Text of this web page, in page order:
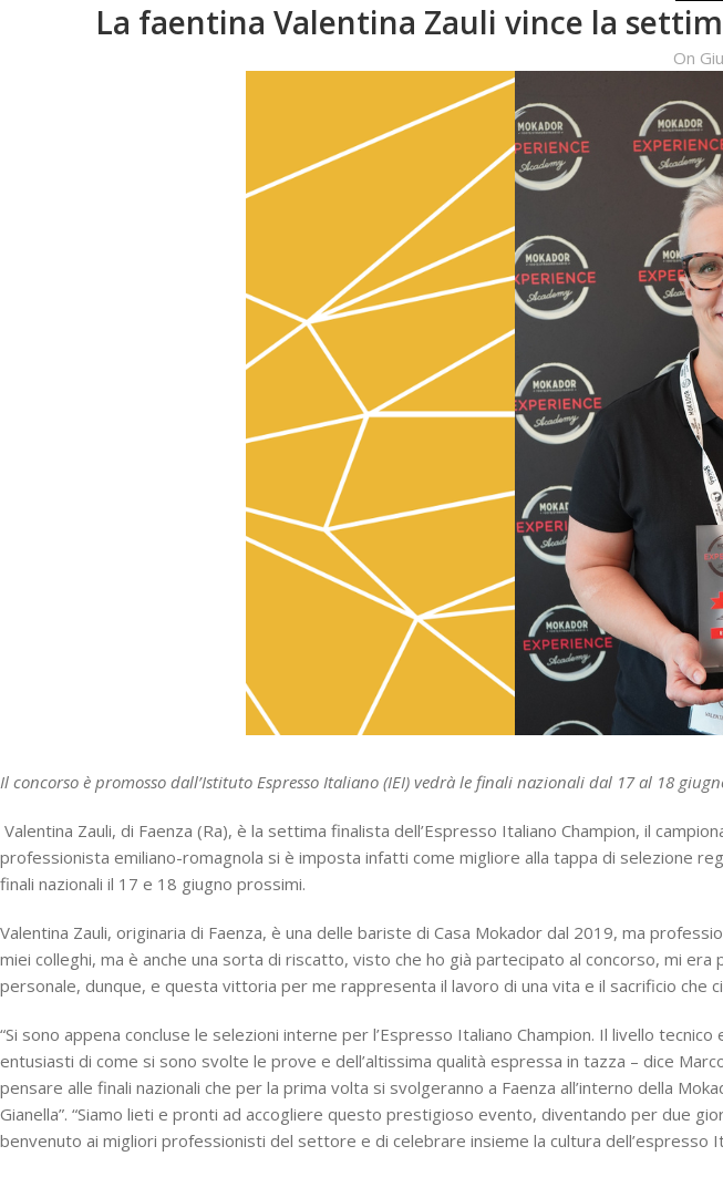
La faentina Valentina Zauli vince la
On
Il concorso è promosso dall’Istituto Espresso Italiano (IEI) vedrà le finali nazionali dal 17 al 18
Valentina Zauli, di Faenza (Ra), è la settima finalista dell’Espresso Italiano Champion, il
professionista emiliano-romagnola si è imposta infatti come migliore alla tappa di selezione
finali nazionali il 17 e 18 giugno prossimi.
Valentina Zauli, originaria di Faenza, è una delle bariste di Casa Mokador dal 2019, ma
miei colleghi, ma è anche una sorta di riscatto, visto che ho già partecipato al concorso, mi
personale, dunque, e questa vittoria per me rappresenta il lavoro di una vita e il sacrificio che
“Si sono appena concluse le selezioni interne per l’Espresso Italiano Champion. Il livello
entusiasti di come si sono svolte le prove e dell’altissima qualità espressa in tazza – dice
pensare alle finali nazionali che per la prima volta si svolgeranno a Faenza all’interno della
Gianella”. “Siamo lieti e pronti ad accogliere questo prestigioso evento, diventando per due
benvenuto ai migliori professionisti del settore e di celebrare insieme la cultura dell’espresso